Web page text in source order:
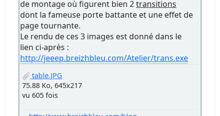
de montage où figurent bien 2transitions
dont la fameuse porte battante et une effet de
page tournante.
Le rendu de ces 3 images est donné dans le
lien ci-après :
http://jeeep.breizhbleu.com/Atelier/trans.exe
table.JPG
75.88 Ko, 645x217
vu 605 fois